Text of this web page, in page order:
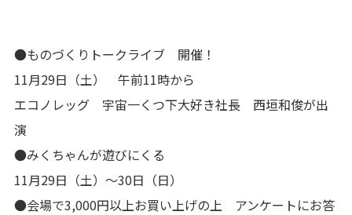
●ものづくりトークライブ 開催！
11月29日（土） 午前11時から
エコノレッグ 宇宙一くつ下大好き社長 西垣和俊が出
演
●みくちゃんが遊びにくる
11月29日（土）～30日（日）
●会場で3,000円以上お買い上げの上 アンケートにお答